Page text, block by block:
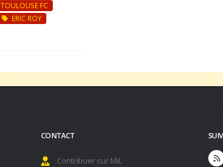
TOULOUSE FC
ERIC ROY
CONTACT
Contribuer sur MiL